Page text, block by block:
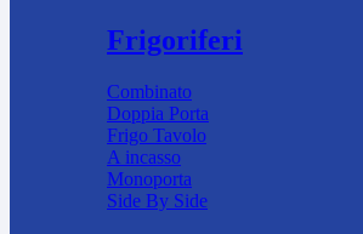
Frigoriferi
Combinato
Doppia Porta
Frigo Tavolo
A incasso
Monoporta
Side By Side